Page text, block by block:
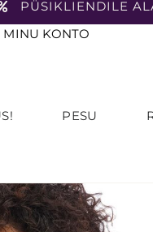
PÜSIKLIENDILE
MINU KONTO
PESU